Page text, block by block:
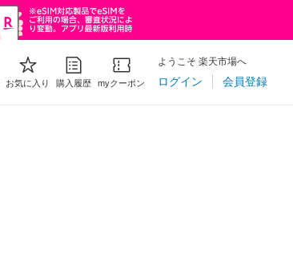
お気に入り 購入履歴 myクーポン
ようこそ 楽天市場へ
ログイン 会員登録